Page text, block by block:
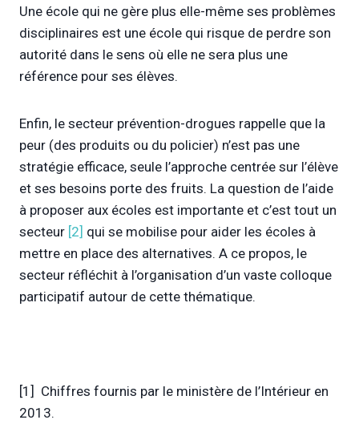
Une école qui ne gère plus elle-même ses problèmes
disciplinaires est une école qui risque de perdre son
autorité dans le sens où elle ne sera plus une
référence pour ses élèves.
Enfin, le secteur prévention-drogues rappelle que la
peur (des produits ou du policier) n’est pas une
stratégie efficace, seule l’approche centrée sur l’élève
et ses besoins porte des fruits. La question de l’aide
à proposer aux écoles est importante et c’est tout un
secteur [2] qui se mobilise pour aider les écoles à
mettre en place des alternatives. A ce propos, le
secteur réfléchit à l’organisation d’un vaste colloque
participatif autour de cette thématique.
[1] Chiffres fournis par le ministère de l’Intérieur en
2013.